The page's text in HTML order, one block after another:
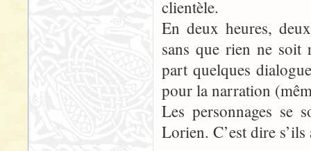
clientèle.
En deux heures,
sans que rien ne soit
part quelques
pour la narration
Les personnages se
Lorien. C’est dire